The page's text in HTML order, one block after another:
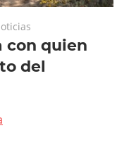
con quien
del